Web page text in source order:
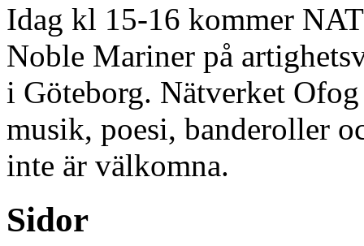
Idag kl 15-16 kommer
Noble Mariner på
i Göteborg. Nätverket
musik, poesi, banderoller
inte är välkomna.
Sidor